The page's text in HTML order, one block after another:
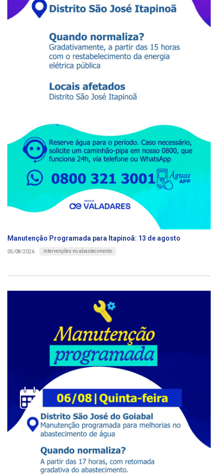
Manutenção Programada para Itapinoã: 13 de agosto
05/08/2026 Intervenções no abastecimento